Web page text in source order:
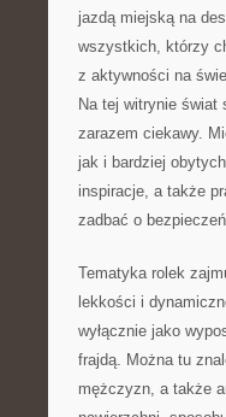
jazdą miejską na
wszystkich, którzy
z aktywności na
Na tej witrynie świat
zarazem ciekawy.
jak i bardziej
inspiracje, a także
zadbać o
Tematyka rolek
lekkości i
wyłącznie jako
frajdą. Można tu
mężczyzn, a także